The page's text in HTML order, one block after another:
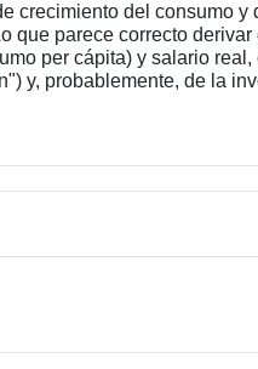
crecimiento del consumo
parece correcto
per cápita) y salario
y, probablemente, de la